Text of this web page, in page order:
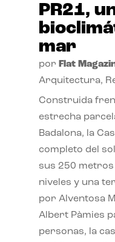
PR21,
mar
por Flat
Arquitectura,
Construida
estrecha
Badalona, la
completo del
sus 250
niveles y una
por Alventosa
Albert Pàmies
personas, la